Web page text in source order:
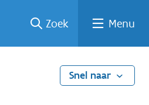
Zoek Menu
Snel naar